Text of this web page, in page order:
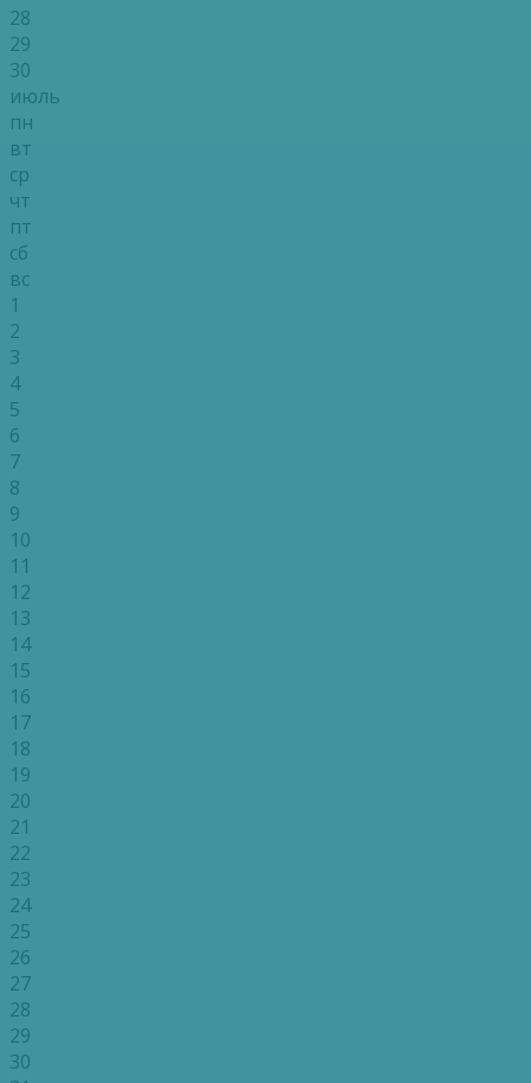
28
29
30
июль
пн
вт
ср
чт
пт
сб
вс
1
2
3
4
5
6
7
8
9
10
11
12
13
14
15
16
17
18
19
20
21
22
23
24
25
26
27
28
29
30